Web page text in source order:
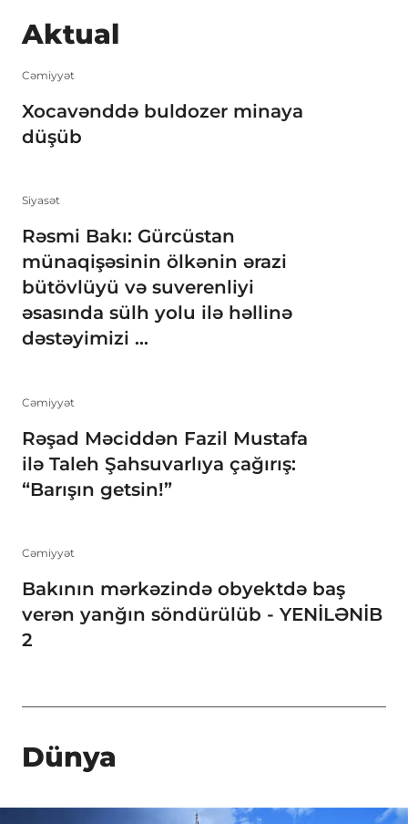
Aktual
Cəmiyyət
Xocavənddə buldozer minaya
düşüb
Siyasət
Rəsmi Bakı: Gürcüstan
münaqişəsinin ölkənin ərazi
bütövlüyü və suverenliyi
əsasında sülh yolu ilə həllinə
dəstəyimizi ...
Cəmiyyət
Rəşad Məciddən Fazil Mustafa
ilə Taleh Şahsuvarlıya çağırış:
“Barışın getsin!”
Cəmiyyət
Bakının mərkəzində obyektdə baş
verən yanğın söndürülüb - YENİLƏNİB
2
Dünya